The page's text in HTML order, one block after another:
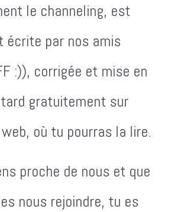
le channeling, est
écrite par nos amis
:)), corrigée et mise en
gratuitement sur
où tu pourras la lire.
proche de nous et que
nous rejoindre, tu es